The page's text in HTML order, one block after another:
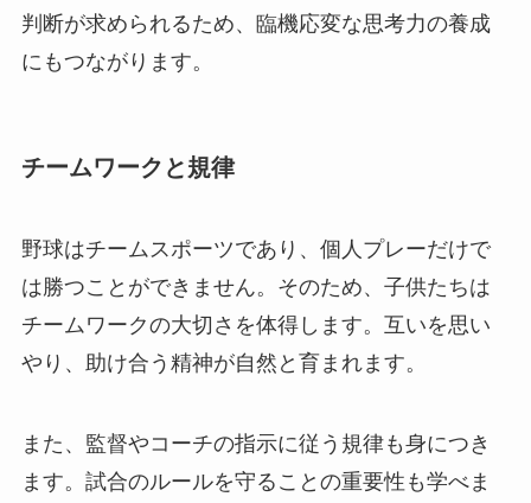
判断が求められるため、臨機応変な思考力の養成
にもつながります。
チームワークと規律
野球はチームスポーツであり、個人プレーだけで
は勝つことができません。そのため、子供たちは
チームワークの大切さを体得します。互いを思い
やり、助け合う精神が自然と育まれます。
また、監督やコーチの指示に従う規律も身につき
ます。試合のルールを守ることの重要性も学べま